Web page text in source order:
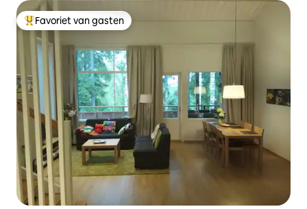
Topfavoriet van gasten
Favoriet van gasten